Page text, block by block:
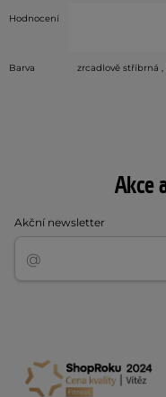
Hodnocení
Barva zrcadlově stříbrná
Akce
Akční newsletter